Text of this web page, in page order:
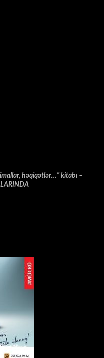
həqiqətlər…” kitabı –